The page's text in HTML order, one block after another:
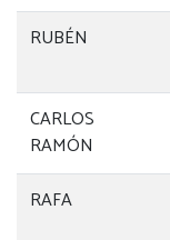
RUBÉN
CARLOS
RAMÓN
RAFA